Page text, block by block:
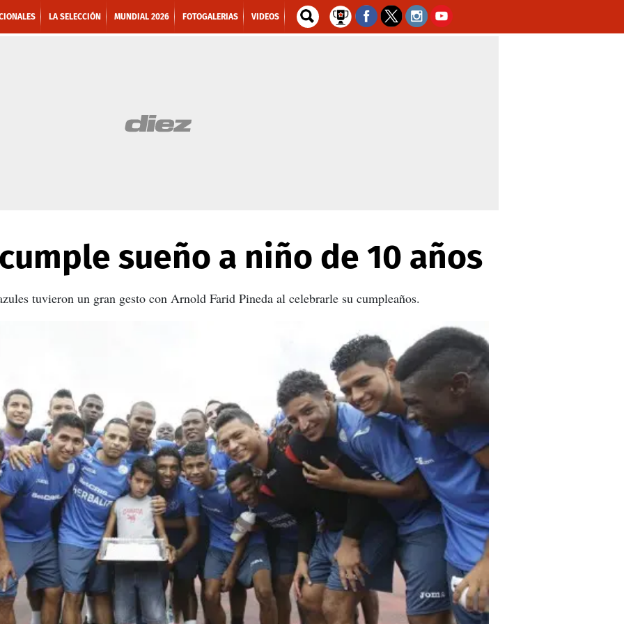
LA SELECCIÓN MUNDIAL 2026 FOTOGALERIAS VIDEOS
sueño a niño de 10 años
tuvieron un gran gesto con Arnold Farid Pineda al celebrarle su cumpleaños.